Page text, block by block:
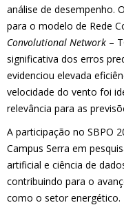
análise de desempenho.
para o modelo de Rede
Convolutional Network –
significativa dos erros
evidenciou elevada
velocidade do vento foi
relevância para as
A participação no SBPO
Campus Serra em
artificial e ciência de
contribuindo para o
como o setor energético.